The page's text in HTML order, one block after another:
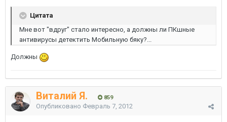
Цитата
Мне вот "вдруг" стало интересно, а должны ли ПКшные
антивирусы детектить Мобильную бяку?...
Должны
Виталий Я. 859
Опубликовано Февраль 7, 2012